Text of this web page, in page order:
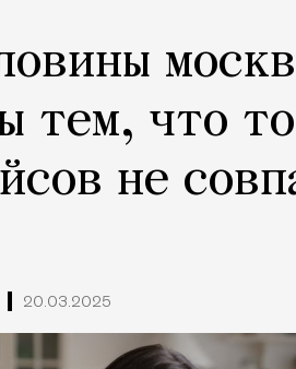
тем, что
не
20.03.2025